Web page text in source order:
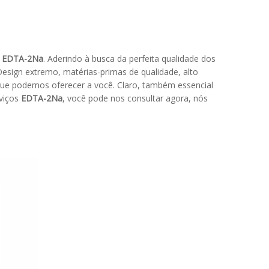
EDTA-2Na. Aderindo à busca da perfeita qualidade dos
extremo, matérias-primas de qualidade, alto
podemos oferecer a você. Claro, também essencial
EDTA-2Na, você pode nos consultar agora, nós